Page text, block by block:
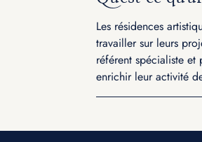
Les résidences
travailler sur leurs
référent spécialiste
enrichir leur activité